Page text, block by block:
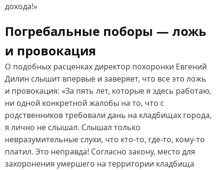
дохода!»
Погребальные поборы — ложь
и провокация
О подобных расценках директор похоронки Евгений
Дилин слышит впервые и заверяет, что все это ложь
и провокация: «За пять лет, которые я здесь работаю,
ни одной конкретной жалобы на то, что с
родственников требовали дань на кладбищах города,
я лично не слышал. Слышал только
невразумительные слухи, что кто‑то, где‑то, кому‑то
платил. Это неправда! Согласно закону, место для
захоронения умершего на территории кладбища